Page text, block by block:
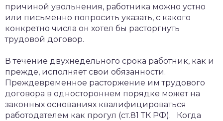
причиной увольнения, работника можно устно
или письменно попросить указать, с какого
конкретно числа он хотел бы расторгнуть
трудовой договор.
В течение двухнедельного срока работник, как и
прежде, исполняет свои обязанности.
Преждевременное расторжение им трудового
договора в одностороннем порядке может на
законных основаниях квалифицироваться
работодателем как прогул (ст.81 ТК РФ). Когда